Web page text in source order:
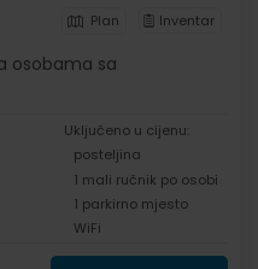
Inventar
Plan
osobama sa
Uključeno u cijenu:
posteljina
1 mali ručnik po osobi
1 parkirno mjesto
WiFi